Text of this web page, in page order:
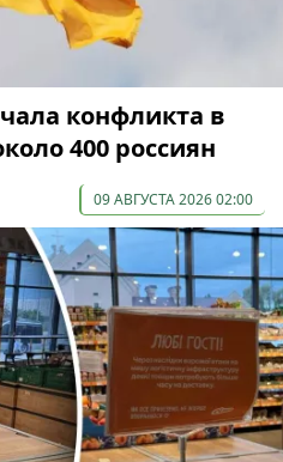
конфликта в
400 россиян
09 АВГУСТА 2026 02:00